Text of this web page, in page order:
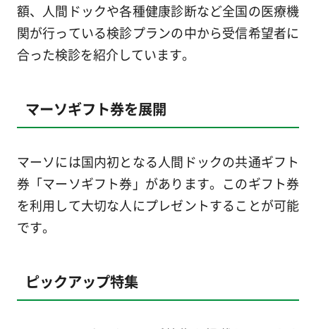
額、人間ドックや各種健康診断など全国の医療機
関が行っている検診プランの中から受信希望者に
合った検診を紹介しています。
マーソギフト券を展開
マーソには国内初となる人間ドックの共通ギフト
券「マーソギフト券」があります。このギフト券
を利用して大切な人にプレゼントすることが可能
です。
ピックアップ特集